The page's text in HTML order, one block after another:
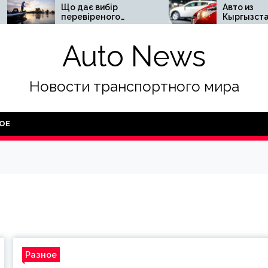
Що дає вибір
перевіреного
для
Авто из
Кыргызстана —
почему весь СНГ
Auto News
Новости транспортного мира
Разное